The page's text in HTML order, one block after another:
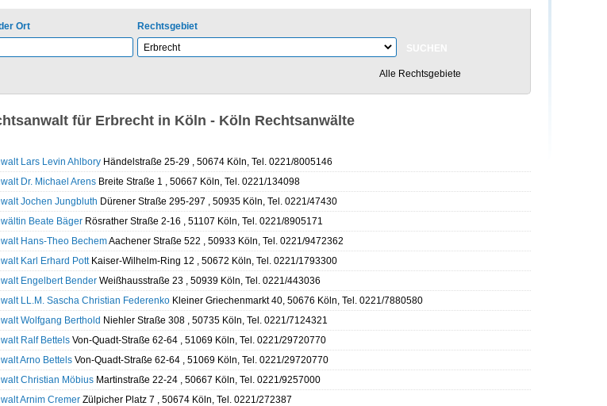
Ort Rechtsgebiet
Alle Rechtsgebiete
für Erbrecht in Köln - Köln Rechtsanwälte
Lars Levin AhlboryHändelstraße 25-29 , 50674 Köln, Tel. 0221/8005146
Dr. Michael ArensBreite Straße 1 , 50667 Köln, Tel. 0221/134098
Jochen Jungbluth Dürener Straße 295-297 , 50935 Köln, Tel. 0221/47430
Beate BägerRösrather Straße 2-16 , 51107 Köln, Tel. 0221/8905171
Hans-Theo BechemAachener Straße 522 , 50933 Köln, Tel. 0221/9472362
Karl Erhard PottKaiser-Wilhelm-Ring 12 , 50672 Köln, Tel. 0221/1793300
Engelbert BenderWeißhausstraße 23 , 50939 Köln, Tel. 0221/443036
LL.M. Sascha Christian FederenkoKleiner Griechenmarkt 40, 50676 Köln, Tel. 0221/7880580
Wolfgang Berthold Niehler Straße 308 , 50735 Köln, Tel. 0221/7124321
Ralf BettelsVon-Quadt-Straße 62-64 , 51069 Köln, Tel. 0221/29720770
Arno BettelsVon-Quadt-Straße 62-64 , 51069 Köln, Tel. 0221/29720770
Christian MöbiusMartinstraße 22-24 , 50667 Köln, Tel. 0221/9257000
Arnim CremerZülpicher Platz 7 , 50674 Köln, Tel. 0221/272387